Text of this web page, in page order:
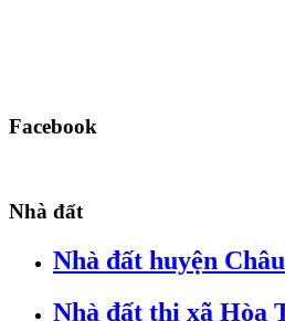
Facebook
Nhà đất
Nhà đất huyện
Nhà đất thị xã Hòa